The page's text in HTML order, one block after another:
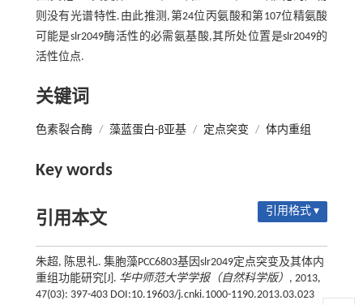
则没有光谱特性.由此推测,第24位丙氨酸和第107位精氨酸
可能是slr2049酶活性的必需氨基酸,其所处位置是slr2049的
活性位点.
关键词
色素裂合酶 / 藻蓝蛋白-β亚基 / 定点突变 / 体内重组
Key words
引用本文 引用格式 ▾
朱超, 陈思礼. 集胞藻PCC6803基因slr2049定点突变及其体内
重组功能研究[J]. 华中师范大学学报（自然科学版） , 2013,
47(03): 397-403 DOI:10.19603/j.cnki.1000-1190.2013.03.023